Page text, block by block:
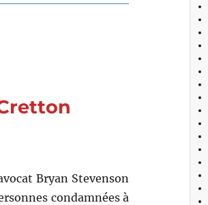
Bryan Stevenson
condamnées à